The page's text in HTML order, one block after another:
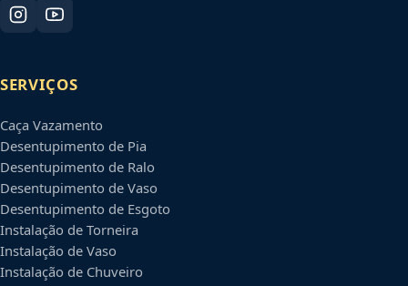
SERVIÇOS
Caça Vazamento
Desentupimento de Pia
Desentupimento de Ralo
Desentupimento de Vaso
Desentupimento de Esgoto
Instalação de Torneira
Instalação de Vaso
Instalação de Chuveiro